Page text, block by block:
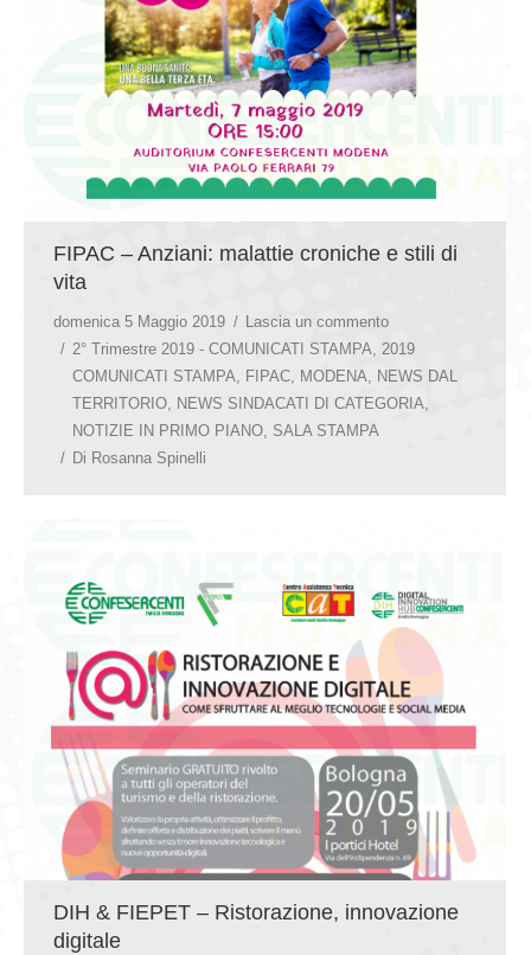
FIPAC – Anziani: malattie croniche e stili di
vita
domenica 5 Maggio 2019
Lascia un commento
2° Trimestre 2019 - COMUNICATI STAMPA
2019
COMUNICATI STAMPA
FIPAC MODENA
NEWS DAL
TERRITORIO
NEWS SINDACATI DI CATEGORIA
NOTIZIE IN PRIMO PIANO SALA STAMPA
Di Rosanna Spinelli
DIH & FIEPET – Ristorazione, innovazione
digitale